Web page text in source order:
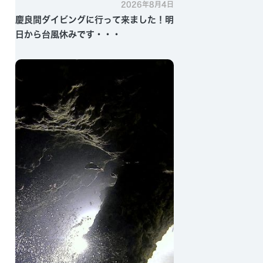
2026年8月4日
慶良間ダイビングに行って来ました！明
日から台風休みです・・・